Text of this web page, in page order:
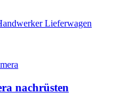
Lieferwagen
nachrüsten